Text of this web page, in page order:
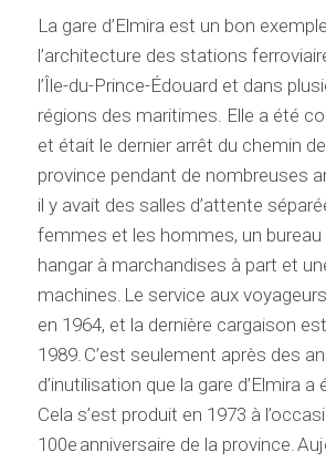
La gare d’Elmira est un bon
l’architecture des stations
l’Île-du-Prince-Édouard et dans
régions des maritimes. Elle a été
et était le dernier arrêt du chemin
province pendant de nombreuses
il y avait des salles d’attente
femmes et les hommes, un bureau
hangar à marchandises à part et
machines. Le service aux
en 1964, et la dernière cargaison
1989. C’est seulement après des
d’inutilisation que la gare d’Elmira
Cela s’est produit en 1973 à
100e anniversaire de la province.